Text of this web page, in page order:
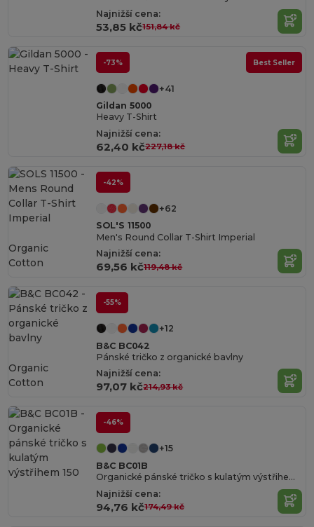
Najnižší cena:
53,85 kč151,84 kč
-73% Best Seller
+41
Gildan 5000
Heavy T-Shirt
Najnižší cena:
62,40 kč227,18 kč
-42%
+62
SOL'S 11500
Men's Round Collar T-Shirt Imperial
Najnižší cena:
69,56 kč119,48 kč
Organic
Cotton
-55%
+12
B&C BC042
Pánské tričko z organické bavlny
Najnižší cena:
97,07 kč214,93 kč
Organic
Cotton
-46%
+15
B&C BC01B
Organické pánské tričko s kulatým výstřihem 150
Najnižší cena:
94,76 kč174,49 kč